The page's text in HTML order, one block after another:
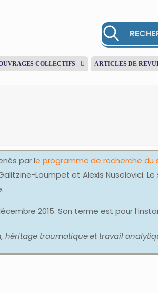
COLLECTIFS ARTICLES DE
par le programme de recherche du
Loumpet et Alexis Nuselovici.
2015. Son terme est pour
héritage traumatique et travail